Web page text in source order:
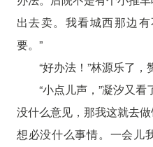
出去卖。我看城西那边
要。”
“好办法！”林源乐了，
“小点儿声，”凝汐又
没什么意见，那我这就去
想必没什么事情。一会儿